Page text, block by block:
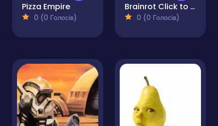
Pizza Empire
0 (0 Голосів)
Brainrot Click to Hatch
0 (0 Голосів)